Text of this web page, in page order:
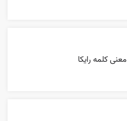
معنی کلمه رایکا